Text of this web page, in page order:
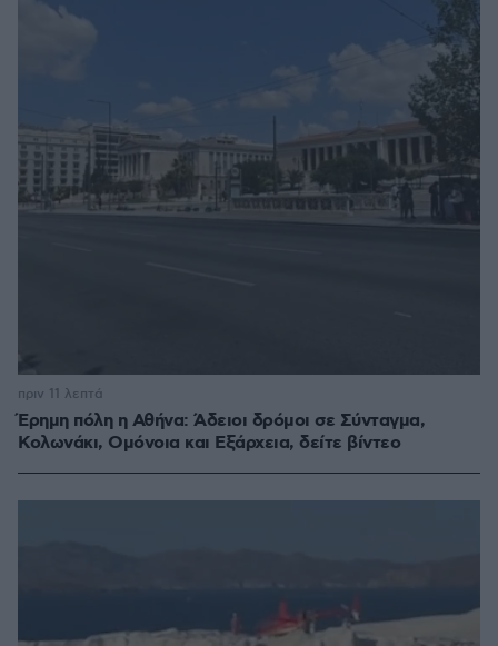
Έρημη πόλη η Αθήνα: Άδειοι δρόμοι σε Σύνταγμα,
Κολωνάκι, Ομόνοια και Εξάρχεια, δείτε βίντεο
πριν 11 λεπτά